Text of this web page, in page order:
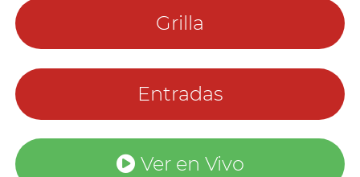
Grilla
Entradas
Ver en Vivo